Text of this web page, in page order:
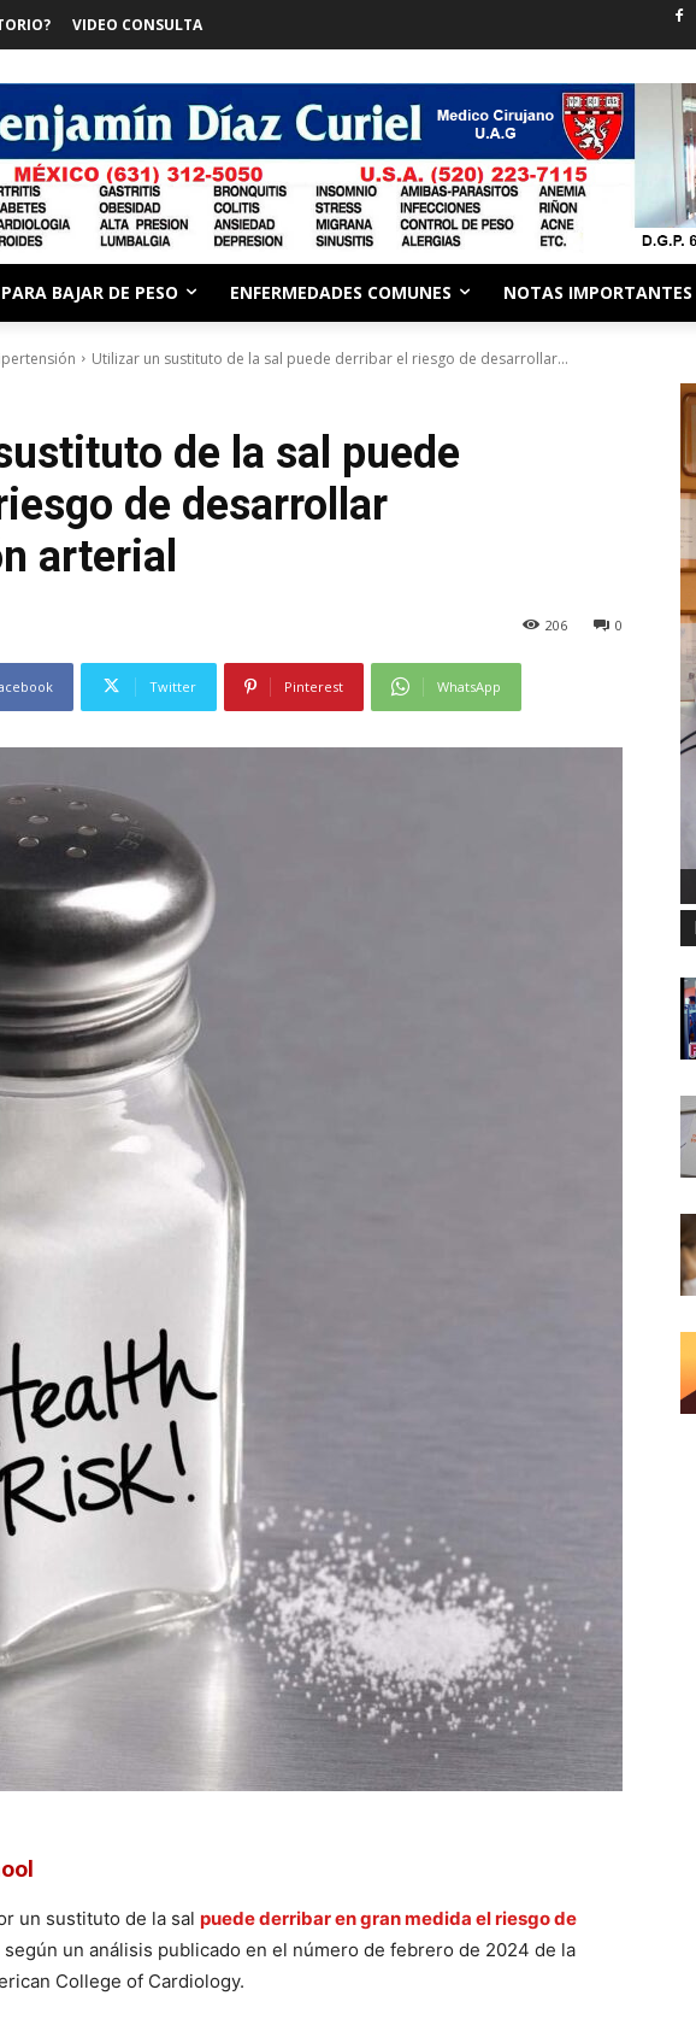
VIDEO CONSULTA
PARA BAJAR DE PESO ENFERMEDADES COMUNES NOTAS IMPORTANTES
Utilizar un sustituto de la sal puede derribar el riesgo de desarrollar...
de la sal puede
de desarrollar
arterial
0
206
Twitter Pinterest WhatsApp
un sustituto de la sal puede derribar en gran medida el riesgo de
según un análisis publicado en el número de febrero de 2024 de la
College of Cardiology.